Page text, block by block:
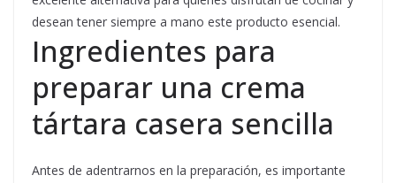
desean tener siempre a mano este producto esencial.
Ingredientes para
preparar una crema
tártara casera sencilla
Antes de adentrarnos en la preparación, es importante